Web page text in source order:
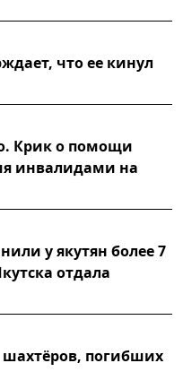
что ее кинул
Крик о помощи
инвалидами на
у якутян более 7
отдала
погибших